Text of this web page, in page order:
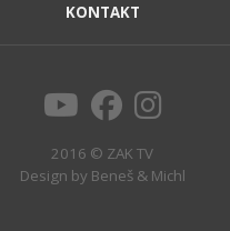
KONTAKT
2016 © ZAK TV
Design by Beneš & Michl